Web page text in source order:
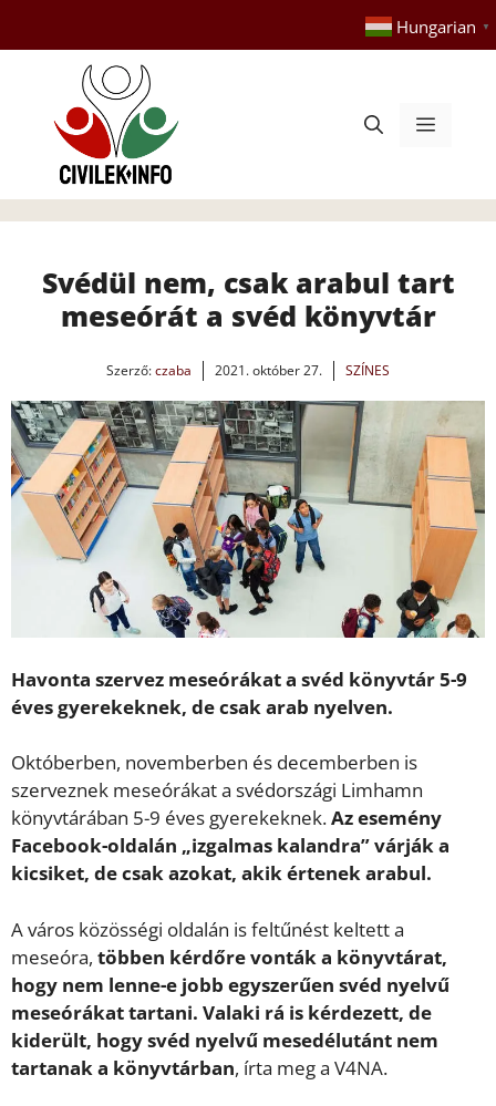
tartalomba
Hungarian ▼
Menü
Svédül nem, csak arabul tart
meseórát a svéd könyvtár
Szerző:czaba 2021. október 27. SZÍNES
Havonta szervez meseórákat a svéd könyvtár 5-9
éves gyerekeknek, de csak arab nyelven.
Októberben, novemberben és decemberben is
szerveznek meseórákat a svédországi Limhamn
könyvtárában 5-9 éves gyerekeknek.Az esemény
Facebook-oldalán „izgalmas kalandra” várják a
kicsiket, de csak azokat, akik értenek arabul.
A város közösségi oldalán is feltűnést keltett a
meseóra, többen kérdőre vonták a könyvtárat,
hogy nem lenne-e jobb egyszerűen svéd nyelvű
meseórákat tartani. Valaki rá is kérdezett, de
kiderült, hogy svéd nyelvű mesedélutánt nem
tartanak a könyvtárban, írta meg a V4NA.